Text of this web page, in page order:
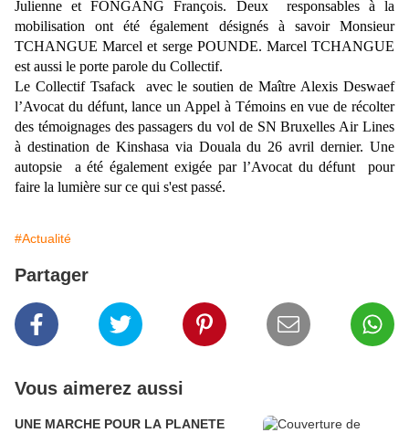
Julienne et FONGANG François. Deux responsables à la
mobilisation ont été également désignés à savoir Monsieur
TCHANGUE Marcel et serge POUNDE. Marcel TCHANGUE
est aussi le porte parole du Collectif.
Le Collectif Tsafack avec le soutien de Maître Alexis Deswaef
l’Avocat du défunt, lance un Appel à Témoins en vue de récolter
des témoignages des passagers du vol de SN Bruxelles Air Lines
à destination de Kinshasa via Douala du 26 avril dernier. Une
autopsie a été également exigée par l’Avocat du défunt pour
faire la lumière sur ce qui s'est passé.
#Actualité
Partager
Vous aimerez aussi
UNE MARCHE POUR LA PLANETE